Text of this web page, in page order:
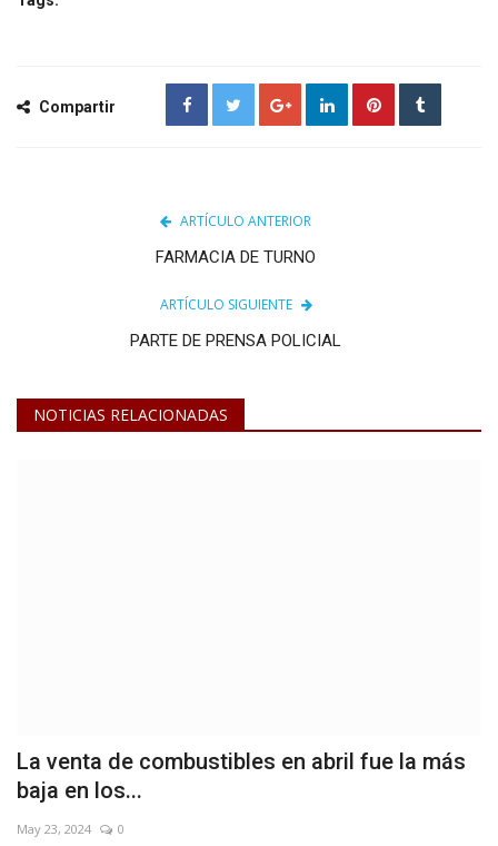
Compartir
ARTÍCULO ANTERIOR
FARMACIA DE TURNO
ARTÍCULO SIGUIENTE
PARTE DE PRENSA POLICIAL
NOTICIAS RELACIONADAS
La venta de combustibles en abril fue la más
baja en los...
May 23, 2024 0